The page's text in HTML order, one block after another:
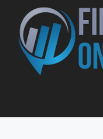
Inhalt
springen